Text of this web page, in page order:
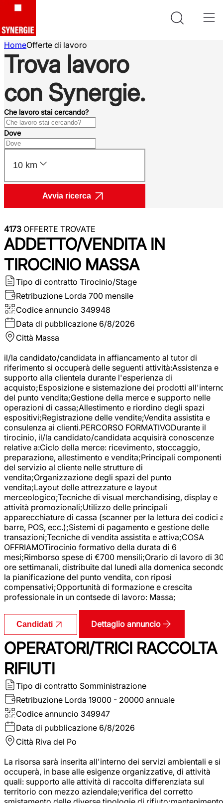
HomeOfferte di lavoro
Trova lavoro
con Synergie.
Che lavoro stai cercando?
Dove
10 km
Avvia ricerca
4173 OFFERTE TROVATE
ADDETTO/VENDITA IN
TIROCINIO MASSA
Tipo di contratto Tirocinio/Stage
Retribuzione Lorda 700 mensile
Codice annuncio 349948
Data di pubblicazione 6/8/2026
Città Massa
il/la candidato/candidata in affiancamento al tutor di
riferimento si occuperà delle seguenti attività:Assistenza e
supporto alla clientela durante l'esperienza di
acquisto;Esposizione e sistemazione dei prodotti
del punto vendita;Gestione della merce e supporto nelle
operazioni di cassa;Allestimento e riordino degli spazi
espositivi;Registrazione delle vendite;Vendita assistita e
consulenza ai clienti.PERCORSO FORMATIVODurante il
tirocinio, il/la candidato/candidata acquisirà conoscenze
relative a:Ciclo della merce: ricevimento, stoccaggio,
preparazione, allestimento e vendita;Principali componenti
del servizio al cliente nelle strutture di
vendita;Organizzazione degli spazi del punto
vendita;Layout delle attrezzature e layout
merceologico;Tecniche di visual merchandising, display e
attività promozionali;Utilizzo delle principali
apparecchiature di cassa (scanner per la lettura dei codici
barre, POS, ecc.);Sistemi di pagamento e gestione delle
transazioni;Tecniche di vendita assistita e attiva;COSA
OFFRIAMOTirocinio formativo della durata di 6
mesi;Rimborso spese di €700 mensili;Orario di lavoro di
ore settimanali, distribuite dal lunedì alla domenica
la pianificazione del punto vendita, con riposi
compensativi;Opportunità di formazione e crescita
professionale in un contsede di lavoro: Massa;
Candidati Dettaglio annuncio
OPERATORI/TRICI RACCOLTA
RIFIUTI
Tipo di contratto Somministrazione
Retribuzione Lorda 19000 - 20000 annuale
Codice annuncio 349947
Data di pubblicazione 6/8/2026
Città Riva del Po
La risorsa sarà inserita all'interno dei servizi ambientali e si
occuperà, in base alle esigenze organizzative, di attività
quali: supporto alle attività di raccolta differenziata sul
territorio con mezzo aziendale;verifica del corretto